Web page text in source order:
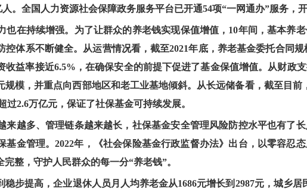
。全国人力资源社会保障政务服务平台已开通54项“一网通办”服务，
也在持续增强。为了让群众的养老钱实现保值增值，10年间，基本养
体系不断健全。从运营情况看，截至2021年底，养老基金委托合同
收益率接近6.5%，在确保安全的前提下促进了基金保值增值。从财政
规模，并重点向西部地区和老工业基地倾斜。从长远储备看，截至目
2.6万亿元，保证了社保基金可持续发展。
来越多、管理链条越来越长，社保基金安全管理风险防控水平也有了
基金管理。2022年，《社会保险基金行政监督办法》出台，以零容忍
整，守护人民群众的每一分“养老钱”。
步提高，企业退休人员月人均养老金从1686元增长到2987元，城乡